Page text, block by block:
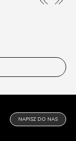
NAPISZ DO NAS